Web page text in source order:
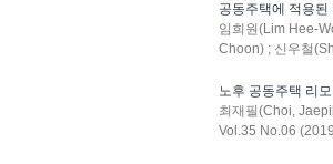
공동주택에 적용된
임희원(Lim Hee-
Choon) ; 신우철
노후 공동주택 리
최재필(Choi,
Vol.35 No.06